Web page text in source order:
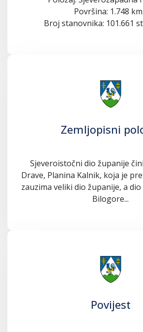
Površina: 1.748
Broj stanovnika: 101.661
Zemljopisni
Sjeveroistočni dio županije
Drave, Planina Kalnik, koja je
zauzima veliki dio županije, a
Bilogore...
Povijest